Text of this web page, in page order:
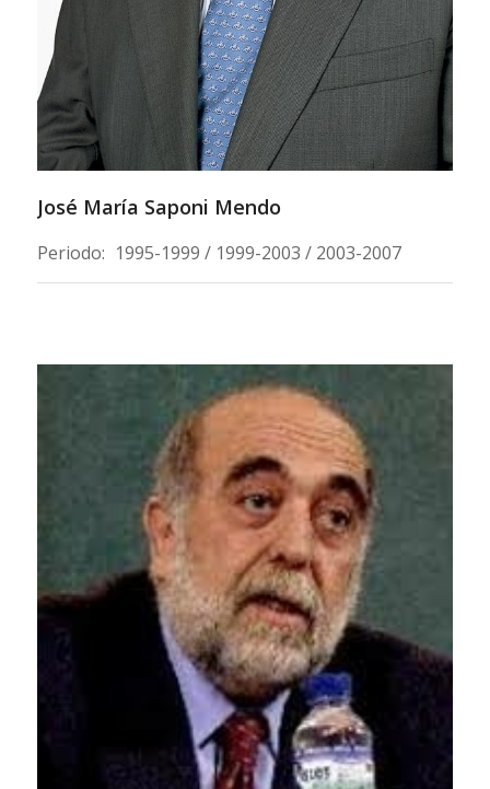
José María Saponi Mendo
Periodo: 1995-1999 / 1999-2003 / 2003-2007